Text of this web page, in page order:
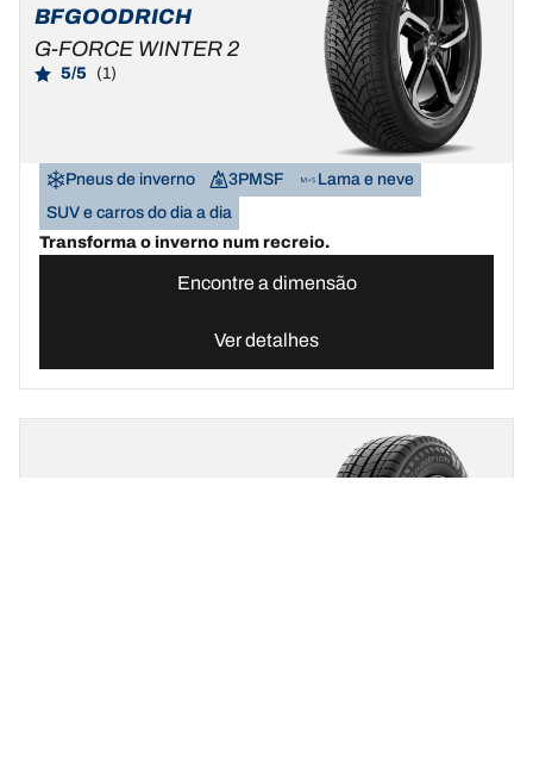
BFGOODRICH
G-FORCE WINTER 2
5/5 (1)
Pneus de inverno 3PMSF
Lama e neve
SUV e carros do dia a dia
Transforma o inverno num recreio.
Encontre a dimensão
Ver detalhes